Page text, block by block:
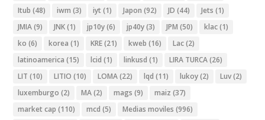
Itub (48) iwm (3) iyt (1) Japon (92) JD (44) Jets (1)
JMIA(9) JNK(1) jp10y(6) jp40y(3) JPM (50) klac(1)
ko (6) korea (1) KRE(21) kweb (16) Lac(2)
latinoamerica (15) lcid (1) linkusd (1) LIRA TURCA(26)
LIT (10) LITIO (10) LOMA(22) lqd (11) lukoy(2) Luv(2)
luxemburgo (2) MA(2) mags (9) maiz (37)
market cap (110) mcd (5) Medias moviles (996)